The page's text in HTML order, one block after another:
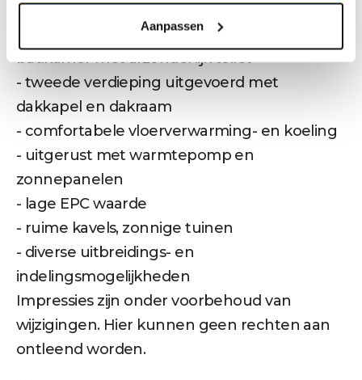
Aanpassen
indelingsmogelijkheden
- eerste verdieping met vier slaapkamers,
badkamer met afzonderlijk toilet
- tweede verdieping uitgevoerd met
dakkapel en dakraam
- comfortabele vloerverwarming- en koeling
- uitgerust met warmtepomp en
zonnepanelen
- lage EPC waarde
- ruime kavels, zonnige tuinen
- diverse uitbreidings- en
indelingsmogelijkheden
Impressies zijn onder voorbehoud van
wijzigingen. Hier kunnen geen rechten aan
ontleend worden.